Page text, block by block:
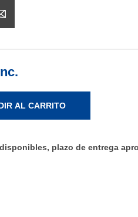
AL CARRITO
plazo de entrega